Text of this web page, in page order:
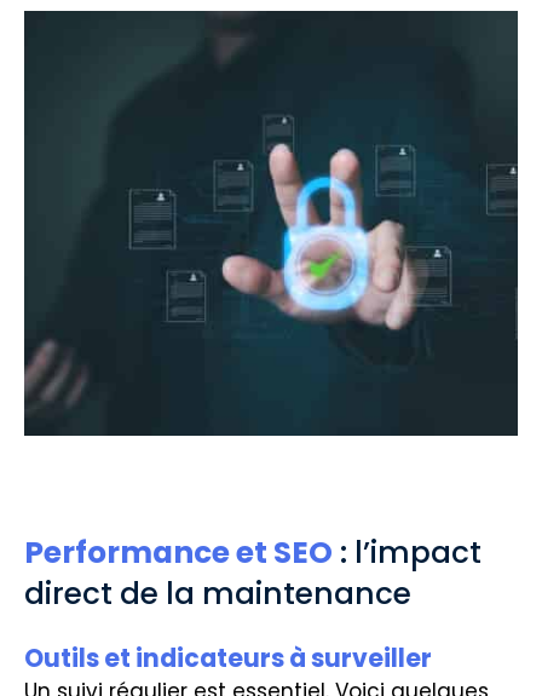
Performance et SEO : l’impact
direct de la maintenance
Outils et indicateurs à surveiller